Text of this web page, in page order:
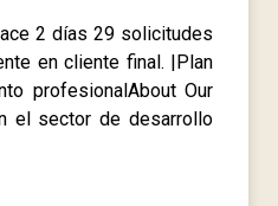
2 días 29 solicitudes
en cliente final. |Plan
profesionalAbout Our
el sector de desarrollo